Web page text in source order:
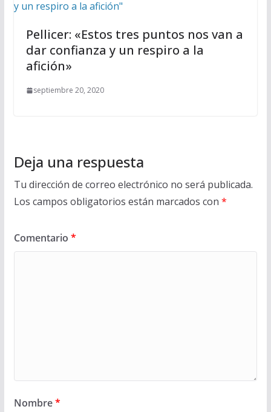
Pellicer: «Estos tres puntos nos van a
dar confianza y un respiro a la
afición»
septiembre 20, 2020
Deja una respuesta
Tu dirección de correo electrónico no será publicada.
Los campos obligatorios están marcados con *
Comentario *
Nombre*